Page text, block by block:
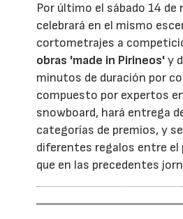
Por último el sábado 14 de
celebrará en el mismo
cortometrajes a
obras 'made in Pirineos'y
minutos de duración por
compuesto por expertos
snowboard, hará entrega
categorías de premios, y
diferentes regalos entre el
que en las precedentes